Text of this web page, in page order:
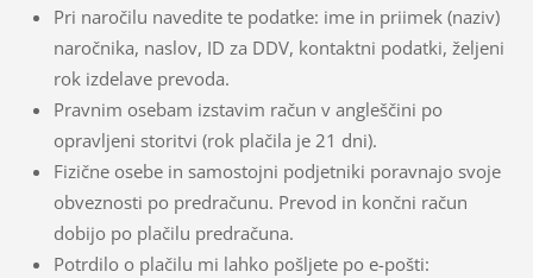
Pri naročilu navedite te podatke: ime in priimek (naziv)
naročnika, naslov, ID za DDV, kontaktni podatki, željeni
rok izdelave prevoda.
Pravnim osebam izstavim račun v angleščini po
opravljeni storitvi (rok plačila je 21 dni).
Fizične osebe in samostojni podjetniki poravnajo svoje
obveznosti po predračunu. Prevod in končni račun
dobijo po plačilu predračuna.
Potrdilo o plačilu mi lahko pošljete po e-pošti: